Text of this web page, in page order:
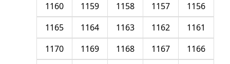
1156
1157
1158
1159
1160
1161
1162
1163
1164
1165
1166
1167
1168
1169
1170